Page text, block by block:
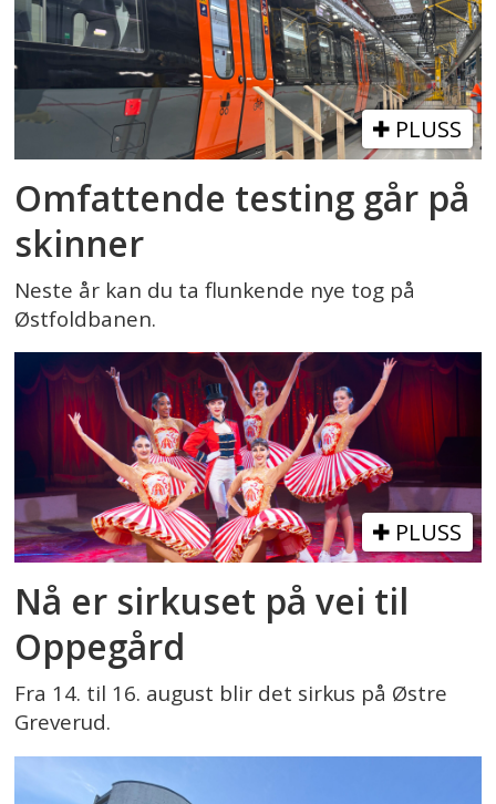
PLUSS
Omfattende testing går på
skinner
Neste år kan du ta flunkende nye tog på
Østfoldbanen.
PLUSS
Nå er sirkuset på vei til
Oppegård
Fra 14. til 16. august blir det sirkus på Østre
Greverud.